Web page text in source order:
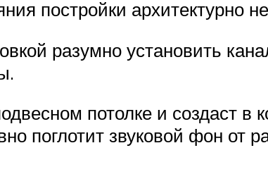
постройки архитектурно
разумно установить
потолке и создаст
поглотит звуковой фон от